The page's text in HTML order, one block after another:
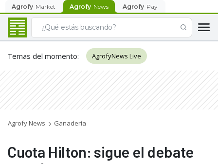
Agrofy Market Agrofy News Agrofy Pay
Temas del momento: AgrofyNews Live
Agrofy News Ganadería
Cuota Hilton: sigue el debate